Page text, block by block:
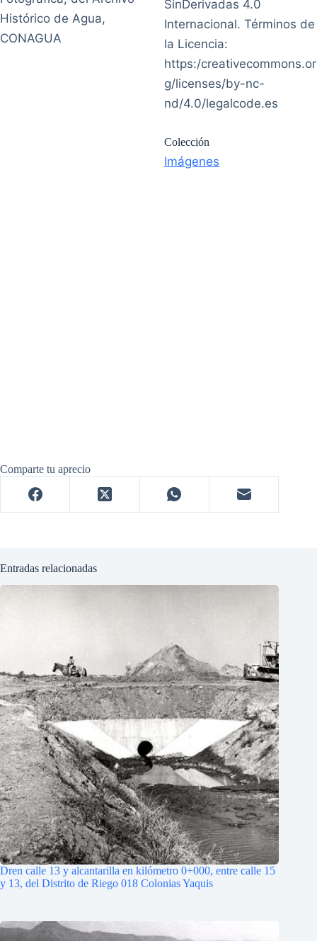
Histórico de Agua,
CONAGUA
SinDerivadas 4.0
Internacional. Términos de
la Licencia:
https:/creativecommons.or
g/licenses/by-nc-
nd/4.0/legalcode.es
Colección
Imágenes
Comparte tu aprecio
Entradas relacionadas
Dren calle 13 y alcantarilla en kilómetro 0+000, entre calle 15
y 13, del Distrito de Riego 018 Colonias Yaquis